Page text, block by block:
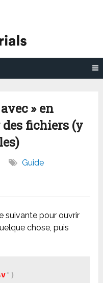
» en
fichiers (y
Guide
suivante pour ouvrir
chose, puis
')